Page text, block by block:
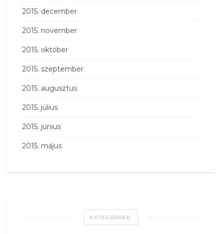
2015. december
2015. november
2015. október
2015. szeptember
2015. augusztus
2015. július
2015. június
2015. május
KATEGÓRIÁK